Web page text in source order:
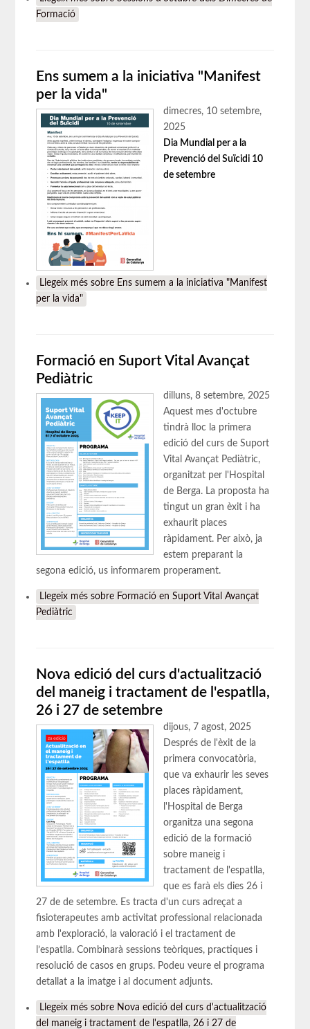
Formació
Ens sumem a la iniciativa "Manifest
per la vida"
dimecres, 10 setembre,
2025
Dia Mundial per a la
Prevenció del Suïcidi 10
de setembre
Llegeix més sobre Ens sumem a la iniciativa "Manifest
per la vida"
Formació en Suport Vital Avançat
Pediàtric
dilluns, 8 setembre, 2025
Aquest mes d'octubre
tindrà lloc la primera
edició del curs de Suport
Vital Avançat Pediàtric,
organitzat per l'Hospital
de Berga. La proposta ha
tingut un gran èxit i ha
exhaurit places
ràpidament. Per això, ja
estem preparant la
segona edició, us informarem properament.
Llegeix més sobre Formació en Suport Vital Avançat
Pediàtric
Nova edició del curs d'actualització
del maneig i tractament de l'espatlla,
26 i 27 de setembre
dijous, 7 agost, 2025
Després de l'èxit de la
primera convocatòria,
que va exhaurir les seves
places ràpidament,
l'Hospital de Berga
organitza una segona
edició de la formació
sobre maneig i
tractament de l'espatlla,
que es farà els dies 26 i
27 de de setembre. Es tracta d'un curs adreçat a
fisioterapeutes amb activitat professional relacionada
amb l'exploració, la valoració i el tractament de
l’espatlla. Combinarà sessions teòriques, practiques i
resolució de casos en grups. Podeu veure el programa
detallat a la imatge i al document adjunts.
Llegeix més sobre Nova edició del curs d'actualització
del maneig i tractament de l'espatlla, 26 i 27 de